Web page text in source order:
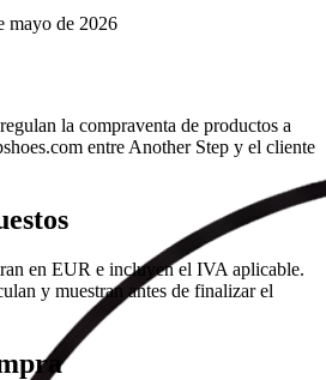
mayo de 2026
la compraventa de productos a
entre Another Step y el cliente
en EUR e incluyen el IVA aplicable.
y muestran antes de finalizar el